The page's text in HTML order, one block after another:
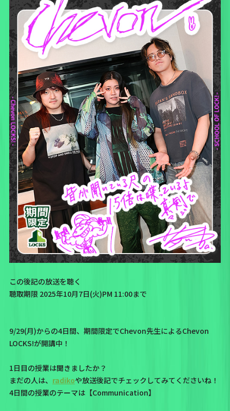
この後記の放送を聴く
聴取期限 2025年10月7日(火)PM 11:00まで
9/29(月)からの4日間、期間限定でChevon先生によるChevon
LOCKS!が開講中！
1日目の授業は聞きましたか？
まだの人は、 radikoや放送後記でチェックしてみてくださいね！
4日間の授業のテーマは【Communication】